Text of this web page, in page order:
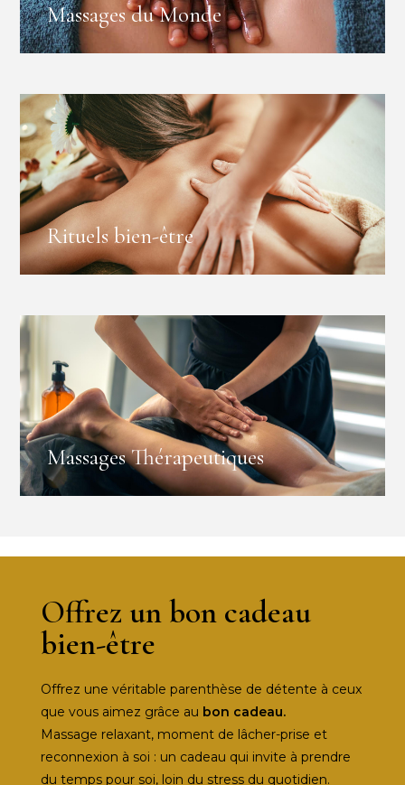
Massages du Monde
Rituels bien-être
Massages Thérapeutiques
Offrez un bon cadeau
bien-être
Offrez une véritable parenthèse de détente à ceux
que vous aimez grâce au bon cadeau.
Massage relaxant, moment de lâcher-prise et
reconnexion à soi : un cadeau qui invite à prendre
du temps pour soi, loin du stress du quotidien.